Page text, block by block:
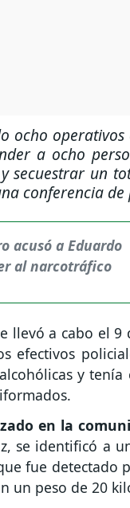
ocho
a ocho
secuestrar un
conferencia de
llevó a cabo el 9
efectivos
y
en la
se identificó a
fue detectado
un peso de 20